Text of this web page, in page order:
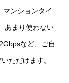
ンションタイ
あまり使わない
など、ご自
ただけます。